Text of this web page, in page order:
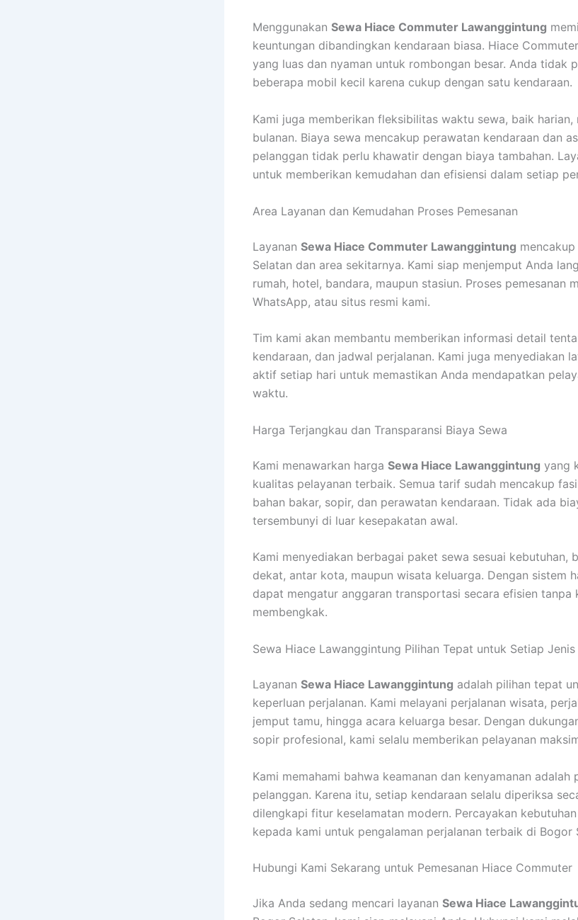
Menggunakan Sewa Hiace Commuter Lawanggintung
keuntungan dibandingkan kendaraan biasa. Hiace
yang luas dan nyaman untuk rombongan besar. Anda tidak
beberapa mobil kecil karena cukup dengan satu kendaraan.
Kami juga memberikan fleksibilitas waktu sewa, baik harian,
bulanan. Biaya sewa mencakup perawatan kendaraan dan
pelanggan tidak perlu khawatir dengan biaya tambahan.
untuk memberikan kemudahan dan efisiensi dalam setiap
Area Layanan dan Kemudahan Proses Pemesanan
Layanan Sewa Hiace Commuter Lawanggintung
Selatan dan area sekitarnya. Kami siap menjemput Anda
rumah, hotel, bandara, maupun stasiun. Proses pemesanan
WhatsApp, atau situs resmi kami.
Tim kami akan membantu memberikan informasi detail
kendaraan, dan jadwal perjalanan. Kami juga menyediakan
aktif setiap hari untuk memastikan Anda mendapatkan
waktu.
Harga Terjangkau dan Transparansi Biaya Sewa
Kami menawarkan harga Sewa Hiace Lawanggintung yang
kualitas pelayanan terbaik. Semua tarif sudah mencakup
bahan bakar, sopir, dan perawatan kendaraan. Tidak ada
tersembunyi di luar kesepakatan awal.
Kami menyediakan berbagai paket sewa sesuai kebutuhan,
dekat, antar kota, maupun wisata keluarga. Dengan sistem
dapat mengatur anggaran transportasi secara efisien tanpa
membengkak.
Sewa Hiace Lawanggintung Pilihan Tepat untuk Setiap Jenis
Layanan Sewa Hiace Lawanggintung adalah pilihan tepat
keperluan perjalanan. Kami melayani perjalanan wisata,
jemput tamu, hingga acara keluarga besar. Dengan
sopir profesional, kami selalu memberikan pelayanan
Kami memahami bahwa keamanan dan kenyamanan
pelanggan. Karena itu, setiap kendaraan selalu diperiksa
dilengkapi fitur keselamatan modern. Percayakan
kepada kami untuk pengalaman perjalanan terbaik di Bogor
Hubungi Kami Sekarang untuk Pemesanan Hiace Commuter
Jika Anda sedang mencari layanan Sewa Hiace